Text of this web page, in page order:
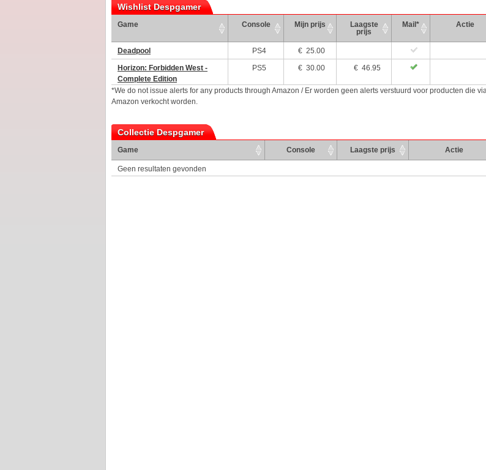
Wishlist Despgamer
Game Console Mijn prijs
Laagste
prijs
Mail* Actie
Deadpool PS4 € 25.00
Horizon: Forbidden West -
Complete Edition
PS5 € 30.00 € 46.95
*We do not issue alerts for any products through Amazon / Er worden geen alerts verstuurd voor producten die
Amazon verkocht worden.
Collectie Despgamer
Game Console Laagste prijs Actie
Geen resultaten gevonden